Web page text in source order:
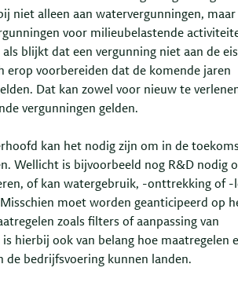
niet alleen aan watervergunningen,
voor milieubelastende
blijkt dat een vergunning niet aan de
erop voorbereiden dat de komende jaren
Dat kan zowel voor nieuw te
vergunningen gelden.
kan het nodig zijn om in de
Wellicht is bijvoorbeeld nog R&D nodig
of kan watergebruik, -onttrekking of -
moet worden geanticipeerd op
zoals filters of aanpassing van
hierbij ook van belang hoe maatregelen
de bedrijfsvoering kunnen landen.